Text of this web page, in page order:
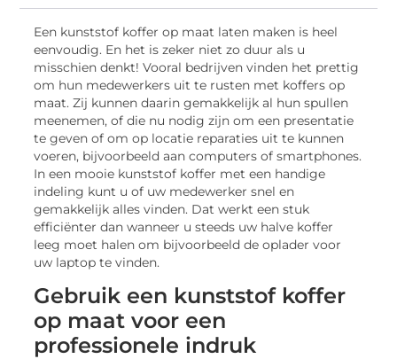
Een kunststof koffer op maat laten maken is heel
eenvoudig. En het is zeker niet zo duur als u
misschien denkt! Vooral bedrijven vinden het prettig
om hun medewerkers uit te rusten met koffers op
maat. Zij kunnen daarin gemakkelijk al hun spullen
meenemen, of die nu nodig zijn om een presentatie
te geven of om op locatie reparaties uit te kunnen
voeren, bijvoorbeeld aan computers of smartphones.
In een mooie kunststof koffer met een handige
indeling kunt u of uw medewerker snel en
gemakkelijk alles vinden. Dat werkt een stuk
efficiënter dan wanneer u steeds uw halve koffer
leeg moet halen om bijvoorbeeld de oplader voor
uw laptop te vinden.
Gebruik een kunststof koffer
op maat voor een
professionele indruk